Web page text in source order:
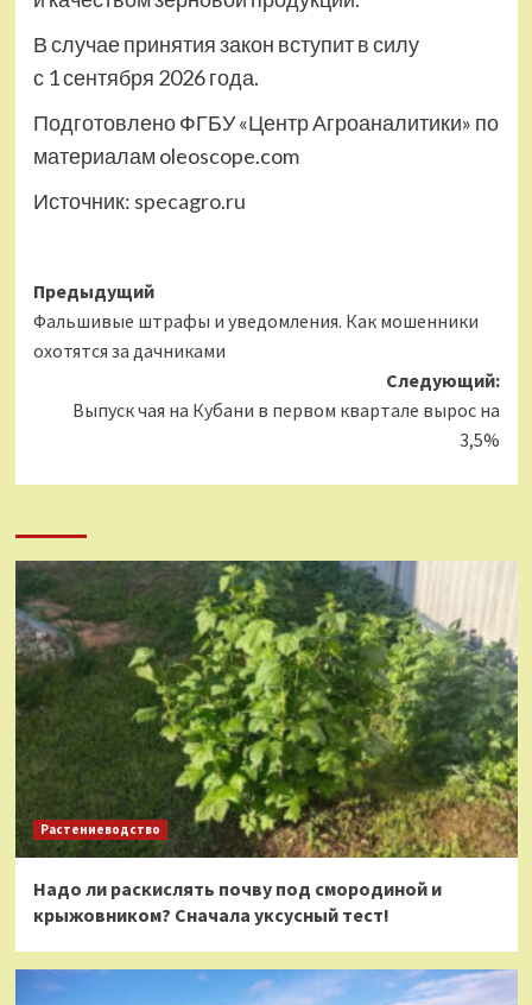
В случае принятия закон вступит в силу
с 1 сентября 2026 года.
Подготовлено ФГБУ «Центр Агроаналитики» по
материалам oleoscope.com
Источник: specagro.ru
Навигация
записи
Предыдущий
Фальшивые штрафы и уведомления. Как мошенники
охотятся за дачниками
Следующий:
Выпуск чая на Кубани в первом квартале вырос на
3,5%
Растениеводство
Надо ли раскислять почву под смородиной и
крыжовником? Сначала уксусный тест!